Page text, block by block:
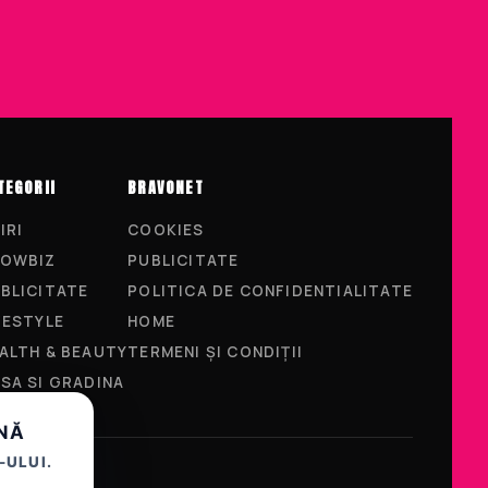
& BEAUTY
SI GRADINA
BRAVONET
COOKIES
PUBLICITATE
POLITICA DE CONFIDENTIALITATE
HOME
TERMENI ȘI CONDIȚII
ULUI.